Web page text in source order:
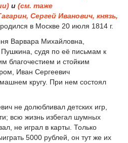
и (см. таже
Сергей Иванович, князь,
, родился в Москве 20 июля 1814 г.
Варвара Михайловна,
судя по её письмам к
благочестием и стойким
Иван Сергеевич
кругу. При нем состоял
не долюбливал детских игр,
всю жизнь избегал шумных
не играл в карты. Только
5000 рублей, он тут же их